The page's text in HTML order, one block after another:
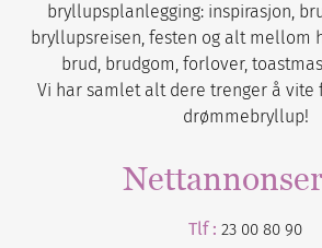
bryllupsplanlegging: inspirasjon,
bryllupsreisen, festen og alt mellom
brud, brudgom, forlover,
Vi har samlet alt dere trenger å vite
drømmebryllup!
Tlf : 23 00 80 90